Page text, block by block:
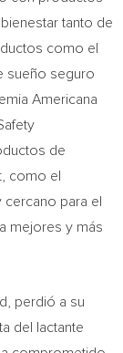
tanto de
como el
sueño seguro
Americana
de
como el
para el
mejores y más
, perdió a su
del lactante